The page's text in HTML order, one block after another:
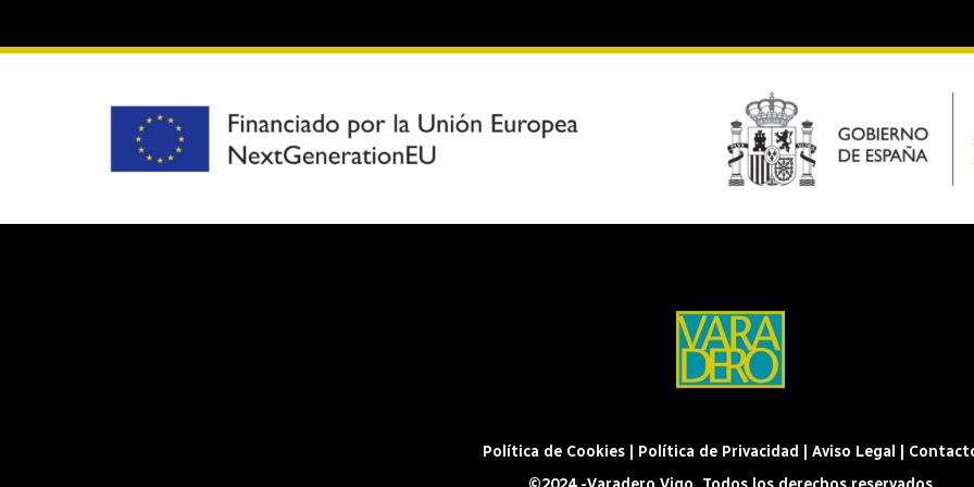
Política de Cookies| Política de Privacidad Aviso Legal